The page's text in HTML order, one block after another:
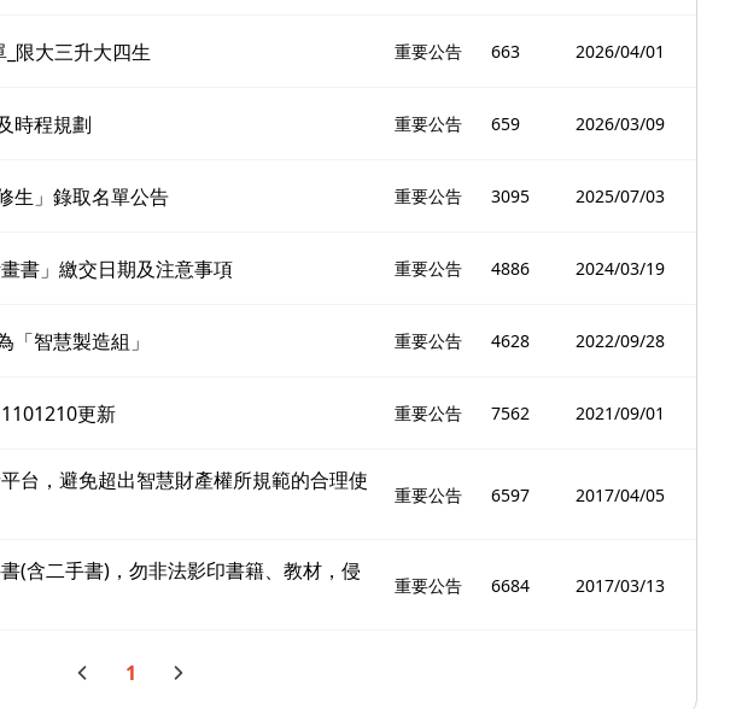
_限大三升大四生 重要公告 663 2026/04/01
時程規劃 重要公告 659 2026/03/09
生」錄取名單公告 重要公告 3095 2025/07/03
書」繳交日期及注意事項 重要公告 4886 2024/03/19
「智慧製造組」 重要公告 4628 2022/09/28
更新 重要公告 7562 2021/09/01
台，避免超出智慧財產權所規範的合理使
重要公告 6597 2017/04/05
(含二手書)，勿非法影印書籍、教材，侵
重要公告 6684 2017/03/13
1